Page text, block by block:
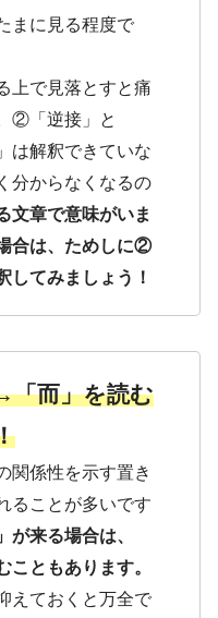
に見る程度で
上で見落とすと痛
②「逆接」と
解釈できていな
分からなくなるの
文章で意味がいま
合は、ためしに②
てみましょう！
而」を読む
関係性を示す置き
ることが多いです
が来る場合は、
こともあります。
えておくと万全で